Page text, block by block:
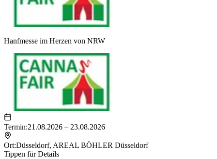
Hanfmesse im Herzen von NRW
Termin:21.08.2026 – 23.08.2026
Ort:Düsseldorf, AREAL BÖHLER Düsseldorf
Tippen für Details